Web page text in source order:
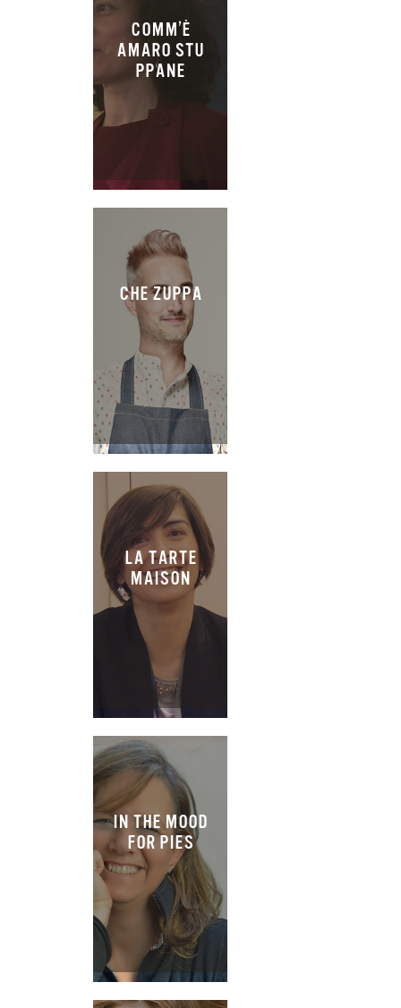
COMM’È
AMARO STU
PPANE
CHE ZUPPA
LA TARTE
MAISON
IN THE MOOD
FOR PIES